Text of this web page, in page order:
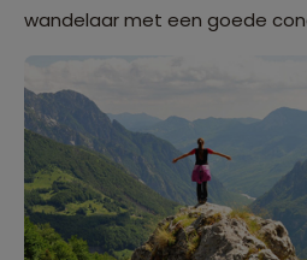
wandelaar met een goede